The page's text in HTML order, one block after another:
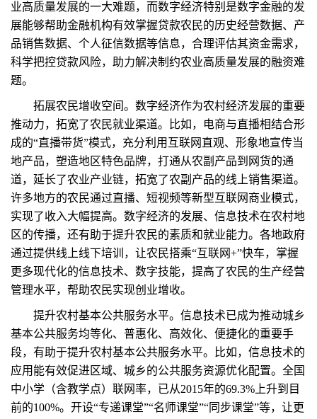
业高质量发展的一大难题，而数字经济特别是数字金融的发
展能够帮助金融机构有效掌握贷款农民的历史经营数据、产
品销售数据、个人征信数据等信息，合理评估其资金需求，
科学把控贷款风险，助力解决制约农业高质量发展的融资难
题。
拓展农民增收空间。数字经济作为农村经济发展的重要
推动力，拓宽了农民就业渠道。比如，电商与直播相结合形
成的“直播带货”模式，充分利用互联网直观、形象地宣传当
地产品，塑造地区特色品牌，打通从农副产品到网货的通
道，延长了农业产业链，拓宽了农副产品的线上销售渠道。
许多地方的农民通过直播、短视频等新型互联网商业模式，
实现了收入大幅提高。数字经济的发展、信息技术在农村地
区的传播，还有助于提升农民的素质和就业能力。各地政府
通过提供线上线下培训，让农民搭乘“互联网+”快车，掌握
更多现代化的信息技术、数字技能，提高了农民的生产经营
管理水平，帮助农民实现创业增收。
提升农村基本公共服务水平。信息技术已成为推动城乡
基本公共服务均等化、普惠化、高效化、便捷化的重要手
段，有助于提升农村基本公共服务水平。比如，信息技术的
应用能有效促进区域、城乡的公共服务资源优化配置。全国
中小学（含教学点）联网率，已从2015年的69.3%上升到目
前的100%。开设“专递课堂”“名师课堂”“同步课堂”等，让更